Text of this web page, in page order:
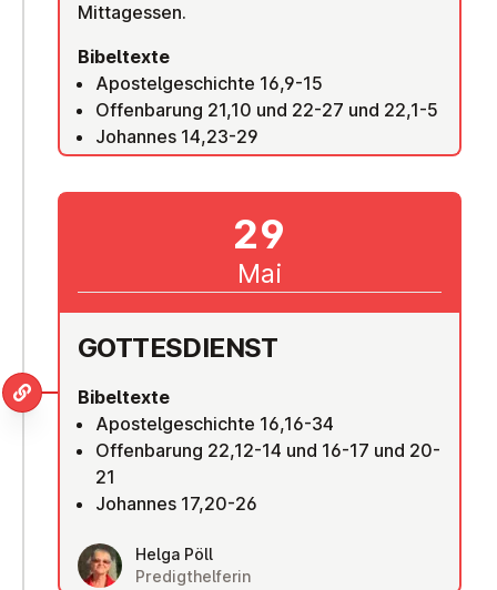
Mittagessen.
Bibeltexte
Apostelgeschichte 16,9-15
Offenbarung 21,10 und 22-27 und 22,1-5
Johannes 14,23-29
GOT­TES­DIENST
Bibeltexte
Apostelgeschichte 16,16-34
Offenbarung 22,12-14 und 16-17 und 20-
21
Johannes 17,20-26
Helga Pöll
Predigthelferin
29
Mai